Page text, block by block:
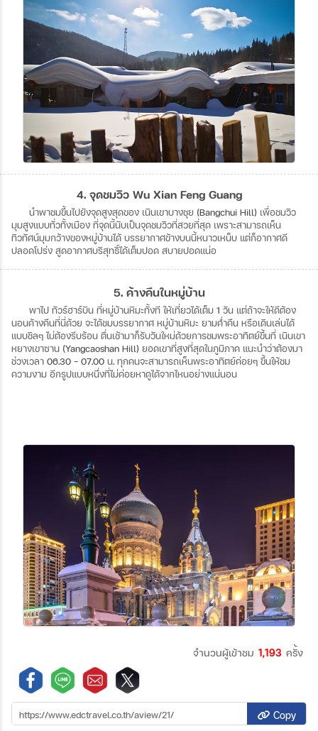
4. จุดชมวิว Wu Xian Feng Guang
นำพาชมขึ้นไปยังจุดสูงสุดของ เนินเขาบางชุย (Bangchui Hill) เพื่อชมวิว
มุมสูงแบบทั่วทั้งเมือง ที่จุดนี้นับเป็นจุดชมวิวที่สวยที่สุด เพราะสามารถเห็น
ทิวทัศน์มุมกว้างของหมู่บ้านได้ บรรยากาศข้างบนนี้หนาวเหน็บ แต่ก็อากาศดี
ปลอดโปร่ง สูดอากาศบริสุทธิ์ได้เต็มปอด สบายปอดแน่อ
5. ค้างคืนในหมู่บ้าน
พาไป ทัวร์ฮาร์บิน ที่หมู่บ้านหิมะทั้งที ให้เที่ยวได้เต็ม 1 วัน แต่ถ้าจะให้ดีต้อง
นอนค้างคืนที่นี่ด้วย จะได้ชมบรรยากาศ หมู่บ้านหิมะ ยามค่ำคืน หรือเดินเล่นได้
แบบชิลๆ ไม่ต้องรีบร้อน ตื่นเช้ามาก็รับวันใหม่ด้วยการชมพระอาทิตย์ขึ้นที่ เนินเขา
หยางเขาซาน (Yangcaoshan Hill) ยอดเขาที่สูงที่สุดในภูมิภาค แนะนำว่าต้องมา
ช่วงเวลา 06.30 – 07.00 น. ทุกคนจะสามารถเห็นพระอาทิตย์ค่อยๆ ขึ้นให้ชม
ความงาม อีกรูปแบบหนึ่งที่ไม่ค่อยหาดูได้จากไหนอย่างแน่นอน
จำนวนผู้เข้าชม 1,193 ครั้ง
Copy